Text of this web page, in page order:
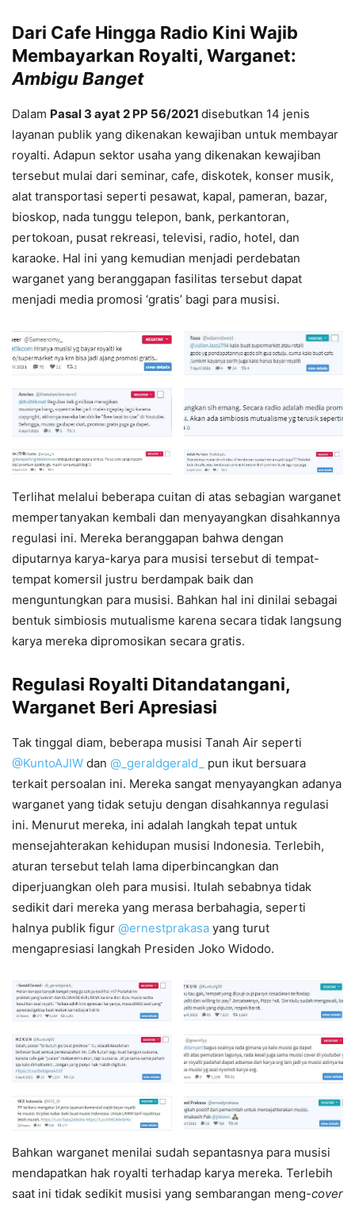
Dari Cafe Hingga Radio Kini Wajib
Membayarkan Royalti, Warganet:
Ambigu Banget
Dalam Pasal 3 ayat 2 PP 56/2021 disebutkan 14 jenis
layanan publik yang dikenakan kewajiban untuk membayar
royalti. Adapun sektor usaha yang dikenakan kewajiban
tersebut mulai dari seminar, cafe, diskotek, konser musik,
alat transportasi seperti pesawat, kapal, pameran, bazar,
bioskop, nada tunggu telepon, bank, perkantoran,
pertokoan, pusat rekreasi, televisi, radio, hotel, dan
karaoke. Hal ini yang kemudian menjadi perdebatan
warganet yang beranggapan fasilitas tersebut dapat
menjadi media promosi ‘gratis’ bagi para musisi.
Terlihat melalui beberapa cuitan di atas sebagian warganet
mempertanyakan kembali dan menyayangkan disahkannya
regulasi ini. Mereka beranggapan bahwa dengan
diputarnya karya-karya para musisi tersebut di tempat-
tempat komersil justru berdampak baik dan
menguntungkan para musisi. Bahkan hal ini dinilai sebagai
bentuk simbiosis mutualisme karena secara tidak langsung
karya mereka dipromosikan secara gratis.
Regulasi Royalti Ditandatangani,
Warganet Beri Apresiasi
Tak tinggal diam, beberapa musisi Tanah Air seperti
@KuntoAJIW dan @_geraldgerald_
pun ikut bersuara
terkait persoalan ini. Mereka sangat menyayangkan adanya
warganet yang tidak setuju dengan disahkannya regulasi
ini. Menurut mereka, ini adalah langkah tepat untuk
mensejahterakan kehidupan musisi Indonesia. Terlebih,
aturan tersebut telah lama diperbincangkan dan
diperjuangkan oleh para musisi. Itulah sebabnya tidak
sedikit dari mereka yang merasa berbahagia, seperti
halnya publik figur @ernestprakasa yang turut
mengapresiasi langkah Presiden Joko Widodo.
Bahkan warganet menilai sudah sepantasnya para musisi
mendapatkan hak royalti terhadap karya mereka. Terlebih
saat ini tidak sedikit musisi yang sembarangan meng-cover